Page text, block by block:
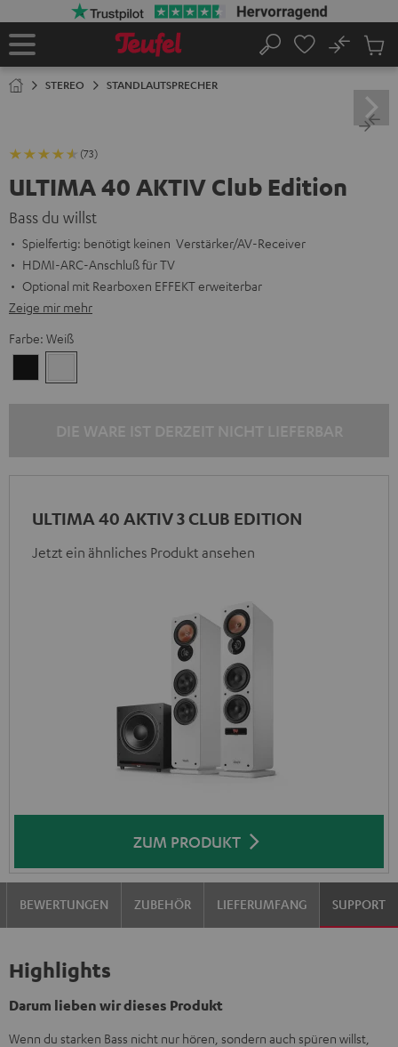
Startseite
Suche
No
STEREO STANDLAUTSPRECHER
(73)
ULTIMA 40 AKTIV Club Edition
Bass du willst
Spielfertig: benötigt keinen Verstärker/AV-Receiver
HDMI-ARC-Anschluß für TV
Optional mit Rearboxen EFFEKT erweiterbar
Zeige mir mehr
Farbe: Weiß
ULTIMA 40 AKTIV 3 CLUB EDITION
Jetzt ein ähnliches Produkt ansehen
ZUM PRODUKT
BEWERTUNGEN ZUBEHÖR LIEFERUMFANG SUPPORT
Highlights
Darum lieben wir dieses Produkt
Wenn du starken Bass nicht nur hören, sondern auch spüren willst,